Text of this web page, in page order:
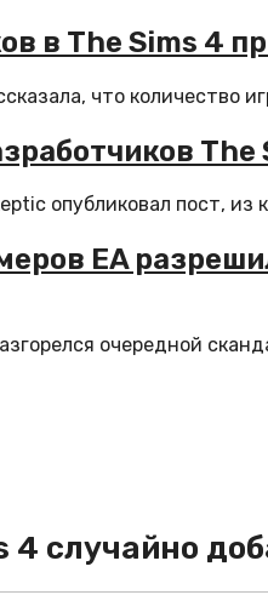
в The Sims 4
что количество
опубликовал пост, из
EA
очередной
4 случайно